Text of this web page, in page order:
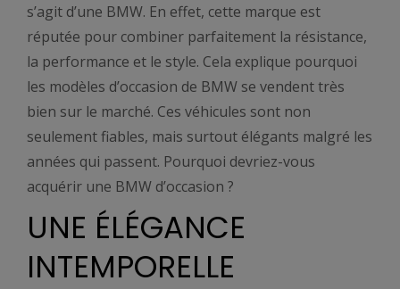
s’agit d’une BMW. En effet, cette marque est
réputée pour combiner parfaitement la résistance,
la performance et le style. Cela explique pourquoi
les modèles d’occasion de BMW se vendent très
bien sur le marché. Ces véhicules sont non
seulement fiables, mais surtout élégants malgré les
années qui passent. Pourquoi devriez-vous
acquérir une BMW d’occasion ?
UNE ÉLÉGANCE
INTEMPORELLE